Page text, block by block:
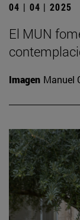
04 | 04 | 2025
El MUN
Imagen Manuel